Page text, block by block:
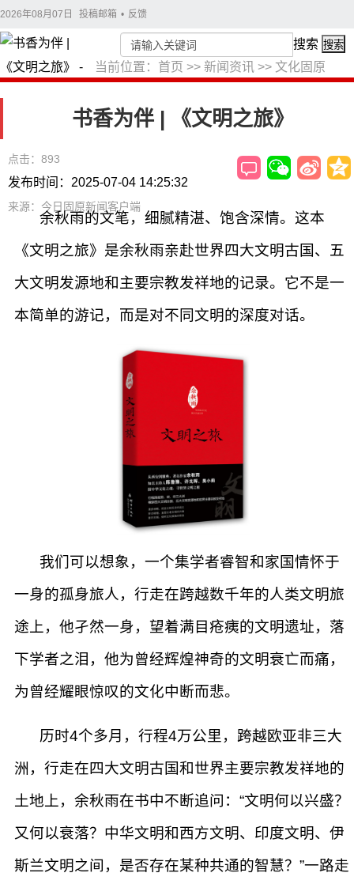
2026年08月07日 投稿邮箱 • 反馈
当前位置： 首页 >> 新闻资讯 >> 文化固原
搜索 搜索
书香为伴 | 《文明之旅》
点击：893
发布时间：2025-07-04 14:25:32
来源：今日固原新闻客户端
余秋雨的文笔，细腻精湛、饱含深情。这本
《文明之旅》是余秋雨亲赴世界四大文明古国、五
大文明发源地和主要宗教发祥地的记录。它不是一
本简单的游记，而是对不同文明的深度对话。
我们可以想象，一个集学者睿智和家国情怀于
一身的孤身旅人，行走在跨越数千年的人类文明旅
途上，他孑然一身，望着满目疮痍的文明遗址，落
下学者之泪，他为曾经辉煌神奇的文明衰亡而痛，
为曾经耀眼惊叹的文化中断而悲。
历时4个多月，行程4万公里，跨越欧亚非三大
洲，行走在四大文明古国和世界主要宗教发祥地的
土地上，余秋雨在书中不断追问：“文明何以兴盛？
又何以衰落？中华文明和西方文明、印度文明、伊
斯兰文明之间，是否存在某种共通的智慧？”一路走